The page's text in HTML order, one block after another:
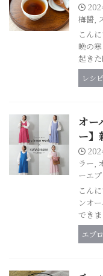
梅醬,
こん
晩の
起き
レシピ
オー
ー】
ラー,
ーエ
こん
ンオ
でき
エプ